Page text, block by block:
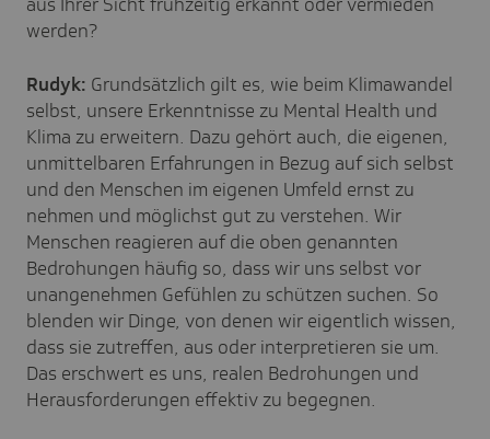
werden?
Rudyk: Grundsätzlich gilt es, wie beim Klimawandel
selbst, unsere Erkenntnisse zu Mental Health und
Klima zu erweitern. Dazu gehört auch, die eigenen,
unmittelbaren Erfahrungen in Bezug auf sich selbst
und den Menschen im eigenen Umfeld ernst zu
nehmen und möglichst gut zu verstehen. Wir
Menschen reagieren auf die oben genannten
Bedrohungen häufig so, dass wir uns selbst vor
unangenehmen Gefühlen zu schützen suchen. So
blenden wir Dinge, von denen wir eigentlich wissen,
dass sie zutreffen, aus oder interpretieren sie um.
Das erschwert es uns, realen Bedrohungen und
Herausforderungen effektiv zu begegnen.